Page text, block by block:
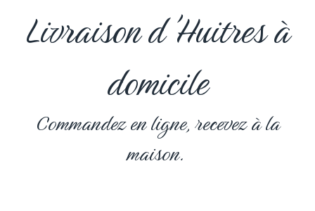
Livraison d'Huitres à
domicile
Commandez en ligne, recevez à la
maison.